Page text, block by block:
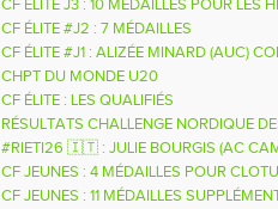
CF ÉLITE J3 : 10 MÉDAILLES POUR LES
CF ÉLITE #J2 : 7 MÉDAILLES
CF ÉLITE #J1 : ALIZÉE MINARD (AUC)
NATIONALE
CHPT DU MONDE U20
CF ÉLITE : LES QUALIFIÉS
RÉSULTATS CHALLENGE NORDIQUE
2025 2026
#RIETI26 🇮🇹 : JULIE BOURGIS (AC
D'EUROPE U18 DE LA PERCHE
CF JEUNES : 4 MÉDAILLES POUR
CF JEUNES : 11 MÉDAILLES